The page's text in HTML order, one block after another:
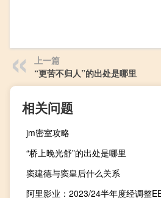
上一篇
“更苦不归人”的出处是哪里
相关问题
jm密室攻略
“桥上晚光舒”的出处是哪里
窦建德与窦皇后什么关系
阿里影业：2023/24半年度经调整